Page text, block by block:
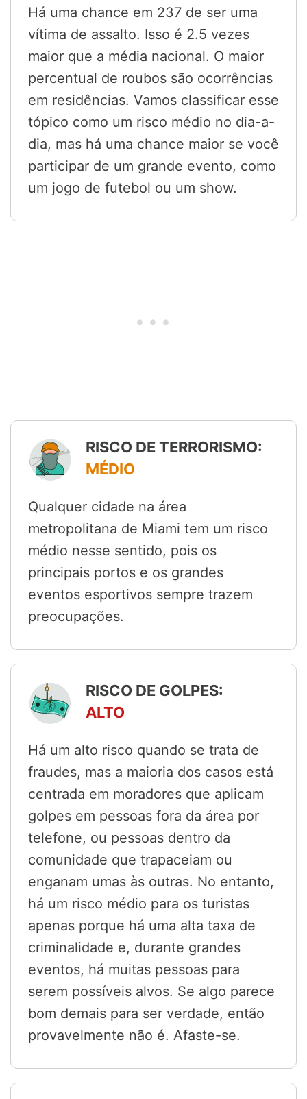
Há uma chance em 237 de ser uma
vítima de assalto. Isso é 2.5 vezes
maior que a média nacional. O maior
percentual de roubos são ocorrências
em residências. Vamos classificar esse
tópico como um risco médio no dia-a-
dia, mas há uma chance maior se você
participar de um grande evento, como
um jogo de futebol ou um show.
RISCO DE TERRORISMO:
MÉDIO
Qualquer cidade na área
metropolitana de Miami tem um risco
médio nesse sentido, pois os
principais portos e os grandes
eventos esportivos sempre trazem
preocupações.
RISCO DE GOLPES:
ALTO
Há um alto risco quando se trata de
fraudes, mas a maioria dos casos está
centrada em moradores que aplicam
golpes em pessoas fora da área por
telefone, ou pessoas dentro da
comunidade que trapaceiam ou
enganam umas às outras. No entanto,
há um risco médio para os turistas
apenas porque há uma alta taxa de
criminalidade e, durante grandes
eventos, há muitas pessoas para
serem possíveis alvos. Se algo parece
bom demais para ser verdade, então
provavelmente não é. Afaste-se.